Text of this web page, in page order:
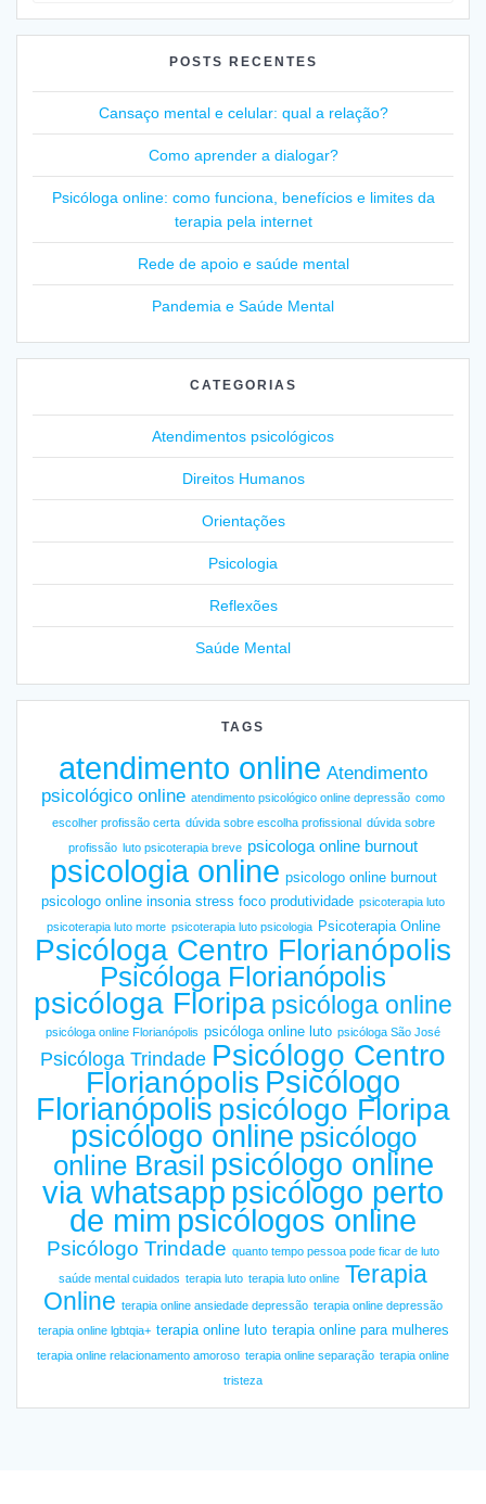
POSTS RECENTES
Cansaço mental e celular: qual a relação?
Como aprender a dialogar?
Psicóloga online: como funciona, benefícios e limites da
terapia pela internet
Rede de apoio e saúde mental
Pandemia e Saúde Mental
CATEGORIAS
Atendimentos psicológicos
Direitos Humanos
Orientações
Psicologia
Reflexões
Saúde Mental
TAGS
atendimento online Atendimento
psicológico online atendimento psicológico online depressão como
escolher profissão certa dúvida sobre escolha profissional dúvida sobre
profissão luto psicoterapia breve psicologa online burnout
psicologia online psicologo online burnout
psicologo online insonia stress foco produtividade psicoterapia luto
psicoterapia luto morte psicoterapia luto psicologia Psicoterapia Online
Psicóloga Centro Florianópolis
Psicóloga Florianópolis
psicóloga Floripa psicóloga online
psicóloga online Florianópolis psicóloga online luto psicóloga São José
Psicóloga Trindade Psicólogo Centro
Florianópolis Psicólogo
Florianópolis psicólogo Floripa
psicólogo online psicólogo
online Brasil psicólogo online
via whatsapp psicólogo perto
de mim psicólogos online
Psicólogo Trindade quanto tempo pessoa pode ficar de luto
saúde mental cuidados terapia luto terapia luto online Terapia
Online terapia online ansiedade depressão terapia online depressão
terapia online lgbtqia+ terapia online luto terapia online para mulheres
terapia online relacionamento amoroso terapia online separação terapia online
tristeza